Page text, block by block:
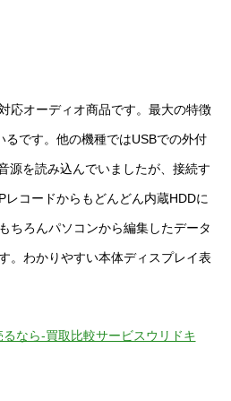
応オーディオ商品です。最大の特徴
るです。他の機種ではUSBでの外付
源を読み込んでいましたが、接続す
コードからもどんどん内蔵HDDに
ちろんパソコンから編集したデータ
。わかりやすい本体ディスプレイ表
なら-買取比較サービスウリドキ